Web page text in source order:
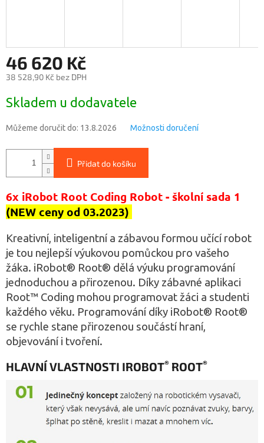
46 620 Kč
38 528,90 Kč bez DPH
cena:
Skladem u dodavatele
Můžeme doručit do: 13.8.2026 Možnosti doručení
Přidat do košíku
6x iRobot Root Coding Robot - školní sada 1
(NEW ceny od 03.2023)
Kreativní, inteligentní a zábavou formou učící robot
je tou nejlepší výukovou pomůckou pro vašeho
žáka. iRobot® Root® dělá výuku programování
jednoduchou a přirozenou. Díky zábavné aplikaci
Root™ Coding mohou programovat žáci a studenti
každého věku. Programování díky iRobot® Root®
se rychle stane přirozenou součástí hraní,
objevování i tvoření.
HLAVNÍ VLASTNOSTI IROBOT® ROOT®